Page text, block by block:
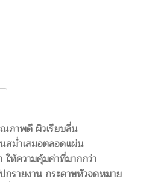
ภาพดี ผิวเรียบลื่น
สม่ำเสมอตลอดแผ่น
ให้ความคุ้มค่าที่มากกว่า
รายงาน กระดาษหัวจดหมาย